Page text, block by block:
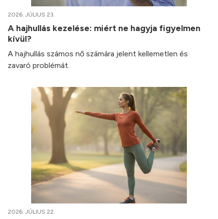
2026. JÚLIUS 23.
A hajhullás kezelése: miért ne hagyja figyelmen
kívül?
A hajhullás számos nő számára jelent kellemetlen és
zavaró problémát.
2026. JÚLIUS 22.